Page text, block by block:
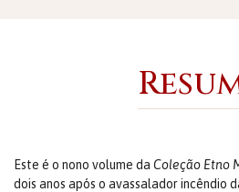
Este é o nono volume da Coleção Etno
dois anos após o avassalador incêndio